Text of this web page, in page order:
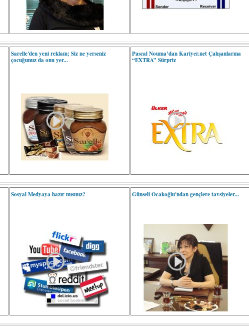
Sarelle'den yeni reklam; Siz ne yerseniz
çocuğunuz da onu yer...
Pascal Nouma’dan Kariyer.net Çalışanlarına
“EXTRA” Sürpriz
Sosyal Medyaya hazır mısınız? Günseli Ocakoğlu'ndan gençlere tavsiyeler...